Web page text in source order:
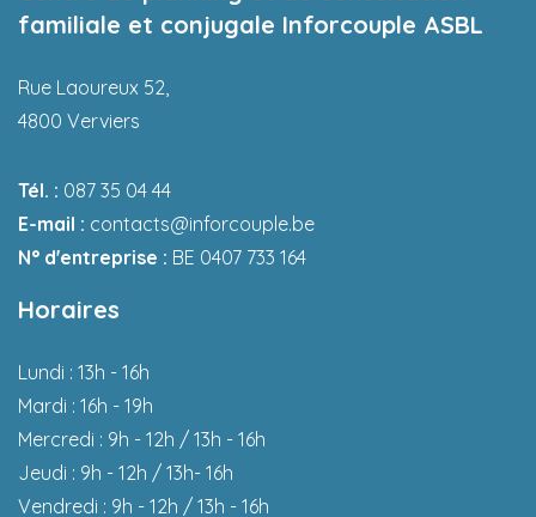
familiale et conjugale Inforcouple ASBL
Rue Laoureux 52,
4800 Verviers
Tél. : 087 35 04 44
E-mail : contacts@inforcouple.be
N° d'entreprise : BE 0407 733 164
Horaires
Lundi : 13h - 16h
Mardi : 16h - 19h
Mercredi : 9h - 12h / 13h - 16h
Jeudi : 9h - 12h / 13h- 16h
Vendredi : 9h - 12h / 13h - 16h